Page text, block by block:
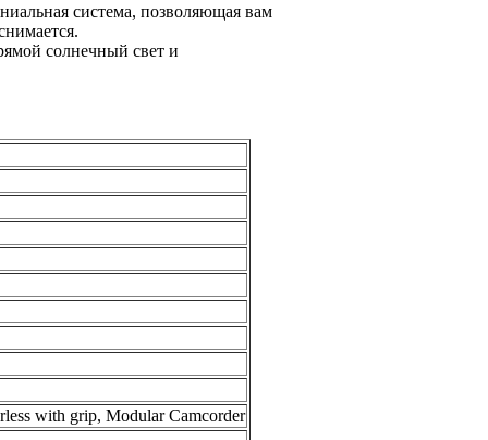
система, позволяющая вам
солнечный свет и
with grip, Modular Camcorder